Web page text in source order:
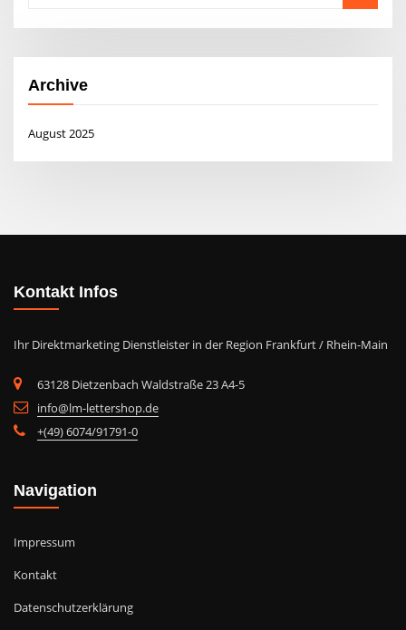
Archive
August 2025
Kontakt Infos
Ihr Direktmarketing Dienstleister in der Region Frankfurt / Rhein-Main
63128 Dietzenbach Waldstraße 23 A4-5
info@lm-lettershop.de
+(49) 6074/91791-0
Navigation
Impressum
Kontakt
Datenschutzerklärung